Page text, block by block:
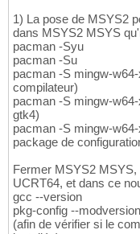
1) La pose de MSYS2
dans MSYS2 MSYS
pacman -Syu
pacman -Su
pacman -S mingw-
compilateur)
pacman -S mingw-
gtk4)
pacman -S mingw-
package de
Fermer MSYS2
UCRT64, et dans ce
gcc --version
pkg-config --
(afin de vérifier si le